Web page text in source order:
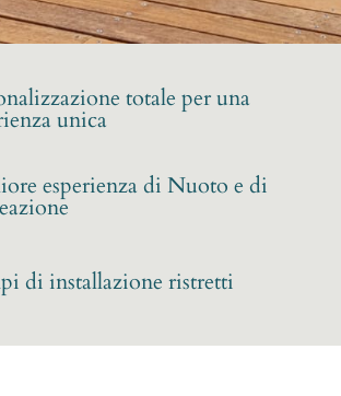
totale per una
unica
esperienza di Nuoto e di
di installazione ristretti